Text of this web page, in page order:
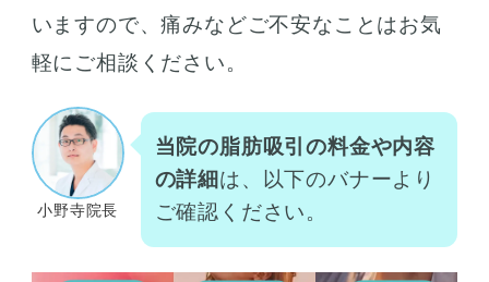
いますので、痛みなどご不安なことはお気
軽にご相談ください。
小野寺院長
当院の脂肪吸引の料金や内容
の詳細は、以下のバナーより
ご確認ください。